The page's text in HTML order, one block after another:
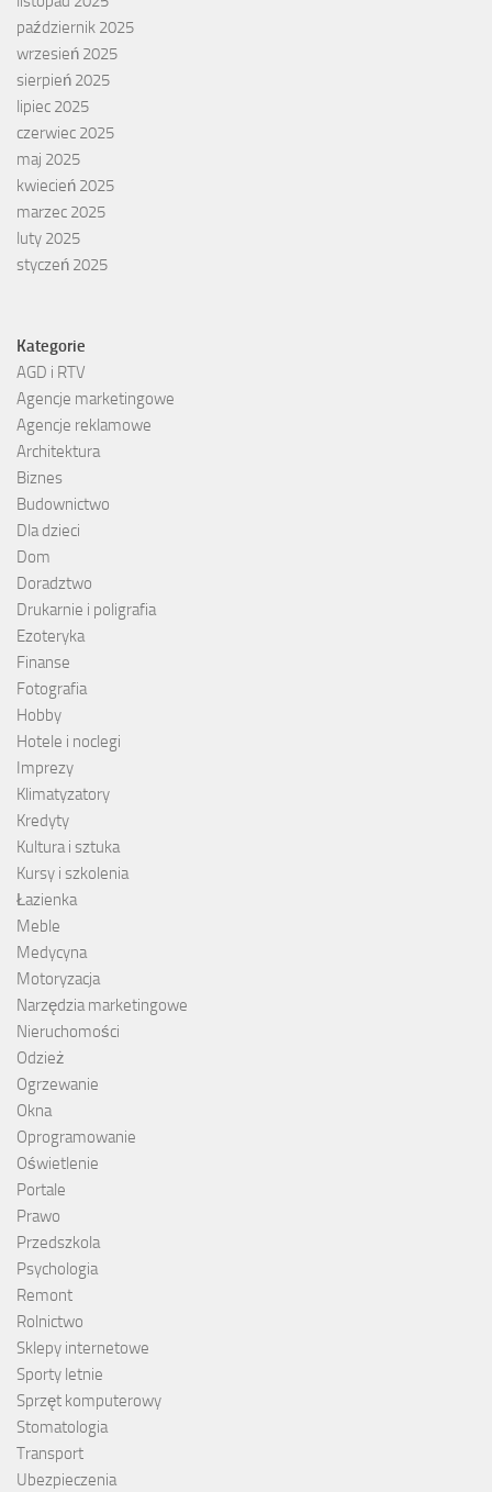
październik 2025
wrzesień 2025
sierpień 2025
lipiec 2025
czerwiec 2025
maj 2025
kwiecień 2025
marzec 2025
luty 2025
styczeń 2025
Kategorie
AGD i RTV
Agencje marketingowe
Agencje reklamowe
Architektura
Biznes
Budownictwo
Dla dzieci
Dom
Doradztwo
Drukarnie i poligrafia
Ezoteryka
Finanse
Fotografia
Hobby
Hotele i noclegi
Imprezy
Klimatyzatory
Kredyty
Kultura i sztuka
Kursy i szkolenia
Łazienka
Meble
Medycyna
Motoryzacja
Narzędzia marketingowe
Nieruchomości
Odzież
Ogrzewanie
Okna
Oprogramowanie
Oświetlenie
Portale
Prawo
Przedszkola
Psychologia
Remont
Rolnictwo
Sklepy internetowe
Sporty letnie
Sprzęt komputerowy
Stomatologia
Transport
Ubezpieczenia